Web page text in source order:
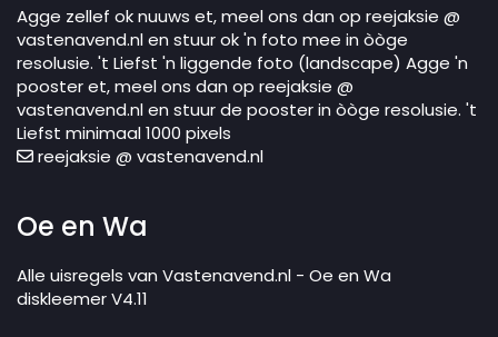
Agge zellef ok nuuws et, meel ons dan op reejaksie @
vastenavend.nl en stuur ok 'n foto mee in òòge
resolusie. 't Liefst 'n liggende foto (landscape) Agge 'n
pooster et, meel ons dan op reejaksie @
vastenavend.nl en stuur de pooster in òòge resolusie. 't
Liefst minimaal 1000 pixels
reejaksie @ vastenavend.nl
Oe en Wa
Alle uisregels van Vastenavend.nl - Oe en Wa
diskleemer V4.11